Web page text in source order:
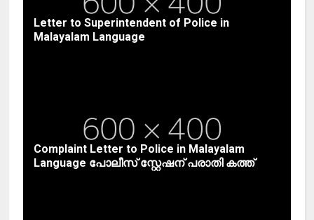
Letter to Superintendent of Police in
Malayalam Language
Complaint Letter to Police in Malayalam
Language പോലീസ് സ്റ്റേഷന് പരാതി കത്ത്